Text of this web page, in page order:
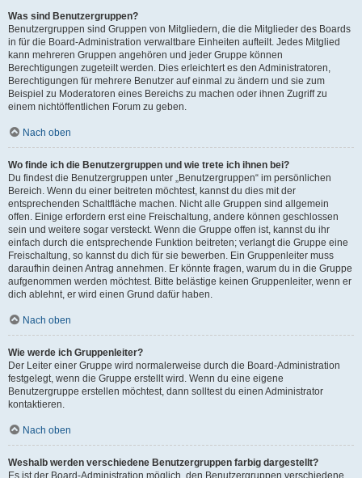
Was sind Benutzergruppen?
Benutzergruppen sind Gruppen von Mitgliedern, die die Mitglieder des Boards
in für die Board-Administration verwaltbare Einheiten aufteilt. Jedes Mitglied
kann mehreren Gruppen angehören und jeder Gruppe können
Berechtigungen zugeteilt werden. Dies erleichtert es den Administratoren,
Berechtigungen für mehrere Benutzer auf einmal zu ändern und sie zum
Beispiel zu Moderatoren eines Bereichs zu machen oder ihnen Zugriff zu
einem nichtöffentlichen Forum zu geben.
Nach oben
Wo finde ich die Benutzergruppen und wie trete ich ihnen bei?
Du findest die Benutzergruppen unter „Benutzergruppen“ im persönlichen
Bereich. Wenn du einer beitreten möchtest, kannst du dies mit der
entsprechenden Schaltfläche machen. Nicht alle Gruppen sind allgemein
offen. Einige erfordern erst eine Freischaltung, andere können geschlossen
sein und weitere sogar versteckt. Wenn die Gruppe offen ist, kannst du ihr
einfach durch die entsprechende Funktion beitreten; verlangt die Gruppe eine
Freischaltung, so kannst du dich für sie bewerben. Ein Gruppenleiter muss
daraufhin deinen Antrag annehmen. Er könnte fragen, warum du in die Gruppe
aufgenommen werden möchtest. Bitte belästige keinen Gruppenleiter, wenn er
dich ablehnt, er wird einen Grund dafür haben.
Nach oben
Wie werde ich Gruppenleiter?
Der Leiter einer Gruppe wird normalerweise durch die Board-Administration
festgelegt, wenn die Gruppe erstellt wird. Wenn du eine eigene
Benutzergruppe erstellen möchtest, dann solltest du einen Administrator
kontaktieren.
Nach oben
Weshalb werden verschiedene Benutzergruppen farbig dargestellt?
Es ist der Board-Administration möglich, den Benutzergruppen verschiedene